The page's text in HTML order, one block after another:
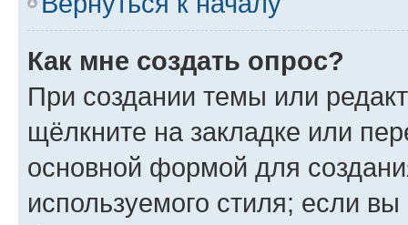
Как мне создать опрос?
При создании темы или
щёлкните на закладке или
основной формой для
используемого стиля; если